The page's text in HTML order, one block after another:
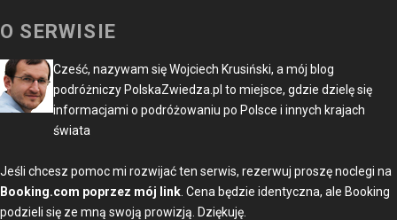
O SERWISIE
Cześć, nazywam się Wojciech Krusiński, a mój blog
podróżniczy PolskaZwiedza.pl to miejsce, gdzie dzielę się
informacjami o podróżowaniu po Polsce i innych krajach
świata
Jeśli chcesz pomoc mi rozwijać ten serwis, rezerwuj proszę noclegi na
Booking.com poprzez mój link . Cena będzie identyczna, ale Booking
podzieli się ze mną swoją prowizją. Dziękuję.